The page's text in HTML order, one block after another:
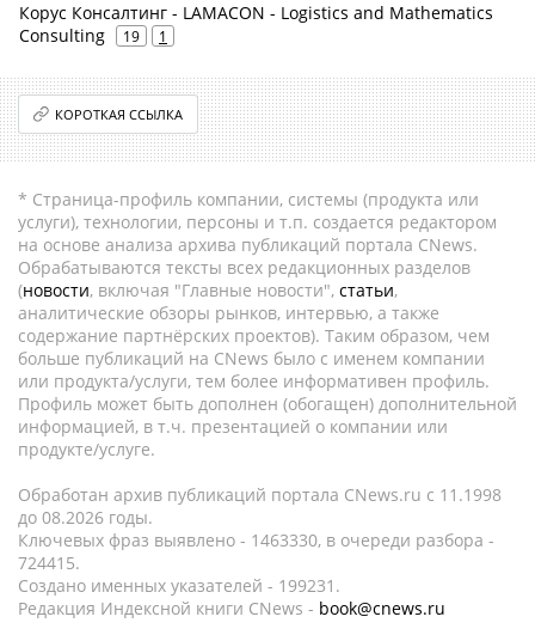
Корус Консалтинг - LAMACON - Logistics and Mathematics
Consulting
19 1
КОРОТКАЯ ССЫЛКА
* Страница-профиль компании, системы (продукта или
услуги), технологии, персоны и т.п. создается редактором
на основе анализа архива публикаций портала CNews.
Обрабатываются тексты всех редакционных разделов
(новости, включая "Главные новости", статьи,
аналитические обзоры рынков, интервью, а также
содержание партнёрских проектов). Таким образом, чем
больше публикаций на CNews было с именем компании
или продукта/услуги, тем более информативен профиль.
Профиль может быть дополнен (обогащен) дополнительной
информацией, в т.ч. презентацией о компании или
продукте/услуге.
Обработан архив публикаций портала CNews.ru c 11.1998
до 08.2026 годы.
Ключевых фраз выявлено - 1463330, в очереди разбора -
724415.
Создано именных указателей - 199231.
Редакция Индексной книги CNews - book@cnews.ru